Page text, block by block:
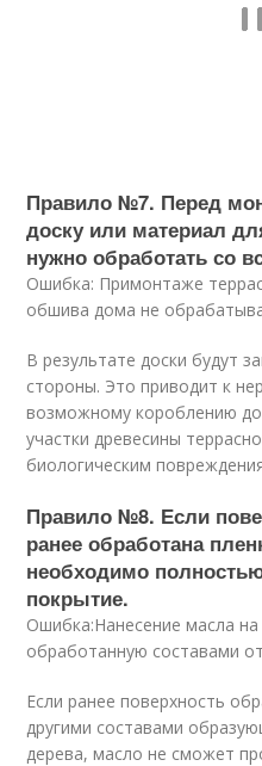
Правило №7. Перед
доску или материал
нужно обработать со
Ошибка: Примонтаже
обшива дома не
В результате доски будут
стороны. Это приводит к
возможному короблению
участки древесины
биологическим
Правило №8. Если
ранее обработана
необходимо
покрытие.
Ошибка:Нанесение масла
обработанную составами
Если ранее поверхность
другими составами
дерева, масло не сможет